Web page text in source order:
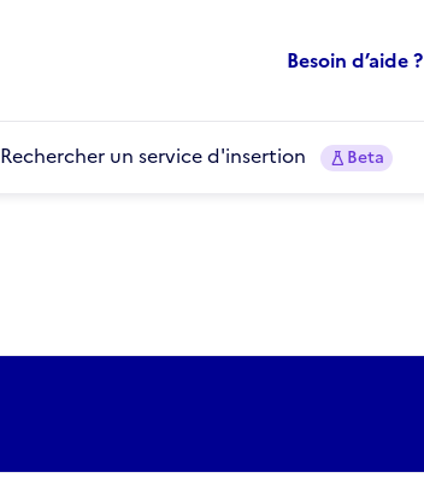
Besoin d’aide ?
Rechercher un service d'insertion Beta